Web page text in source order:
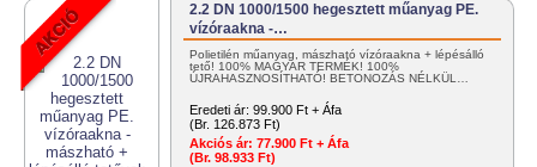
2.2 DN 1000/1500 hegesztett műanyag PE.
vízóraakna -…
Polietilén műanyag, mászható vízóraakna + lépésálló
tető! 100% MAGYAR TERMÉK! 100%
ÚJRAHASZNOSÍTHATÓ! BETONOZÁS NÉLKÜL…
Eredeti ár: 99.900 Ft + Áfa
(Br. 126.873 Ft)
Akciós ár: 77.900 Ft + Áfa
(Br. 98.933 Ft)